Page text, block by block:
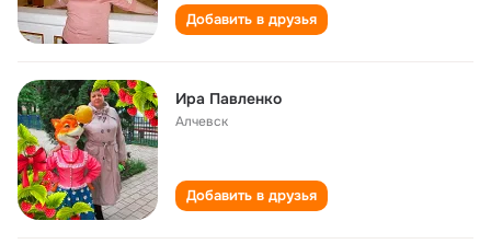
Добавить в друзья
Ира Павленко
Алчевск
Добавить в друзья